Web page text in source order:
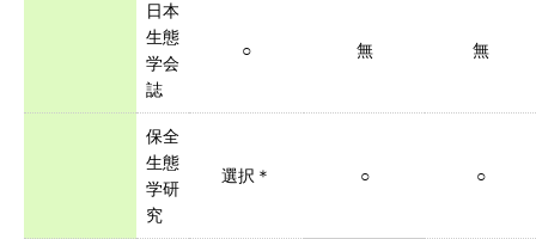
日本
生態
学会
誌
○ 無 無
保全
生態
学研
究
選択＊ ○ ○